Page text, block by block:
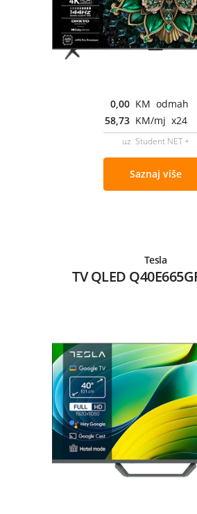
0,00 KM odmah
58,73 KM/mj x24
uz Student NET +
Saznaj više
Tesla
TV QLED